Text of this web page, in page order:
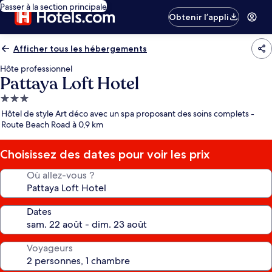
Passer à la section principale
Obtenir l’appli
Afficher tous les hébergements
Hôte professionnel
Pattaya Loft Hotel
Hébergement
3.0 étoiles
Hôtel de style Art déco avec un spa proposant des soins complets -
Route Beach Road à 0,9 km
Choisissez des dates pour voir les prix
Où allez-vous ?
Dates
Voyageurs